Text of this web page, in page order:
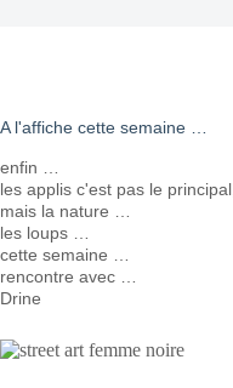
A l'affiche cette semaine …
enfin …
les applis c'est pas le principal,
mais la nature …
les loups …
cette semaine …
rencontre avec …
Drine